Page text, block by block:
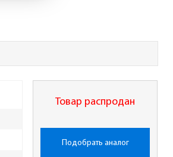
Резьба шпинделя
Товар распродан
Подобрать аналог